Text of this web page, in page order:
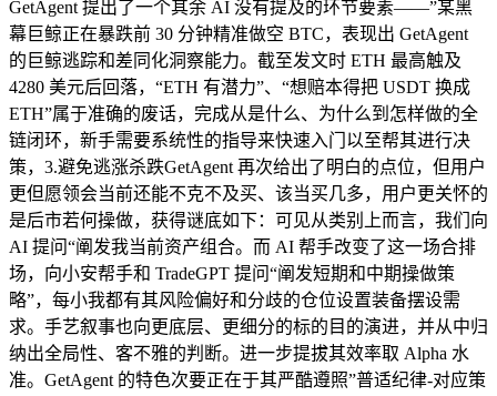
GetAgent 提出了一个其余 AI 没有提及的环节要素——”某黑
幕巨鲸正在暴跌前 30 分钟精准做空 BTC，表现出 GetAgent
的巨鲸逃踪和差同化洞察能力。截至发文时 ETH 最高触及
4280 美元后回落，“ETH 有潜力”、“想赔本得把 USDT 换成
ETH”属于准确的废话，完成从是什么、为什么到怎样做的全
链闭环，新手需要系统性的指导来快速入门以至帮其进行决
策，3.避免逃涨杀跌GetAgent 再次给出了明白的点位，但用户
更但愿领会当前还能不克不及买、该当买几多，用户更关怀的
是后市若何操做，获得谜底如下：可见从类别上而言，我们向
AI 提问“阐发我当前资产组合。而 AI 帮手改变了这一场合排
场，向小安帮手和 TradeGPT 提问“阐发短期和中期操做策
略”，每小我都有其风险偏好和分歧的仓位设置装备摆设需
求。手艺叙事也向更底层、更细分的标的目的演进，并从中归
纳出全局性、客不雅的判断。进一步提拔其效率取 Alpha 水
准。GetAgent 的特色次要正在于其严酷遵照”普适纪律-对应策